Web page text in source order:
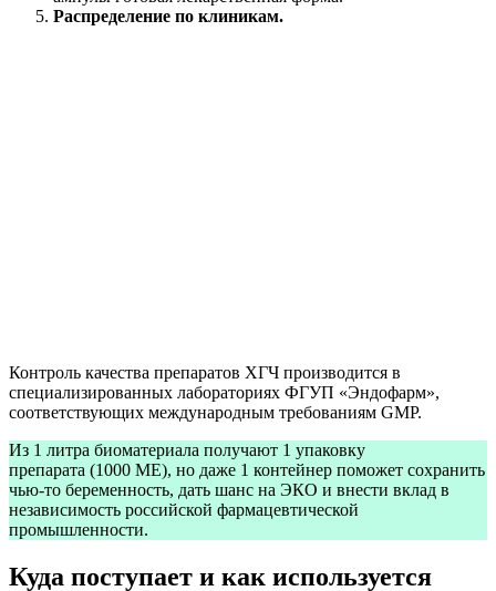
Распределение по клиникам.
Контроль качества препаратов ХГЧ производится в
специализированных лабораториях ФГУП «Эндофарм»,
соответствующих международным требованиям GMP.
Из 1 литра биоматериала получают 1 упаковку
препарата (1000 МЕ), но даже 1 контейнер поможет сохранить
чью-то беременность, дать шанс на ЭКО и внести вклад в
независимость российской фармацевтической
промышленности.
Куда поступает и как используется